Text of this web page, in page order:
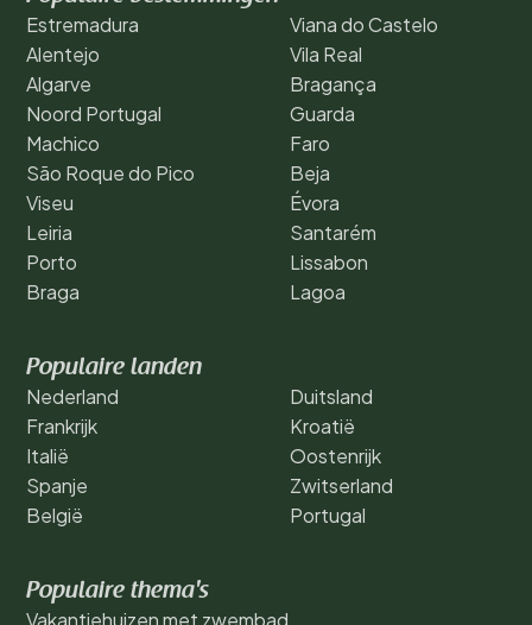
Estremadura
Alentejo
Algarve
Noord Portugal
Machico
São Roque do Pico
Viseu
Leiria
Porto
Braga
Viana do Castelo
Vila Real
Bragança
Guarda
Faro
Beja
Évora
Santarém
Lissabon
Lagoa
Populaire landen
Nederland
Frankrijk
Italië
Spanje
België
Duitsland
Kroatië
Oostenrijk
Zwitserland
Portugal
Populaire thema's
Vakantiehuizen met zwembad